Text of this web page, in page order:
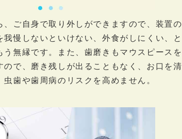
、ご自身で取り外しができますので、装置の
慢しないといけない、外食がしにくい、と
う無縁です。また、歯磨きもマウスピースを
ので、磨き残しが出ることもなく、お口を清
歯や歯周病のリスクを高めません。